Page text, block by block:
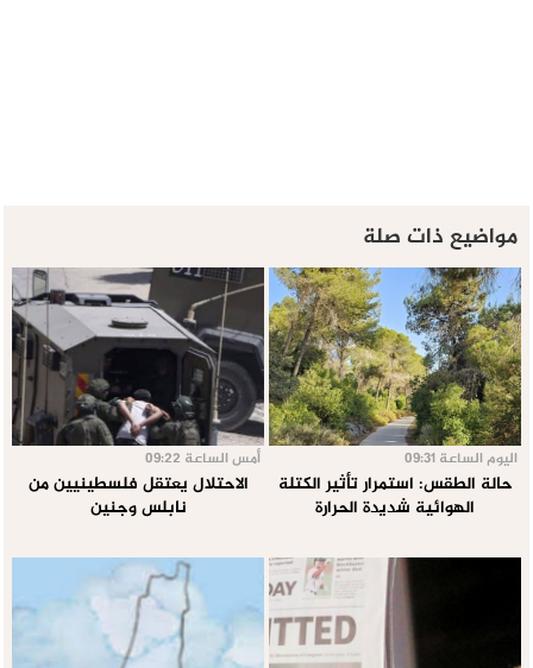
مواضيع ذات صلة
اليوم الساعة 09:31
حالة الطقس: استمرار تأثير الكتلة
الهوائية شديدة الحرارة
أمس الساعة 09:22
الاحتلال يعتقل فلسطينيين من
نابلس وجنين